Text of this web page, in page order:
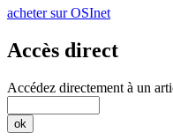
acheter sur OSInet
Accès direct
Accédez directement à un